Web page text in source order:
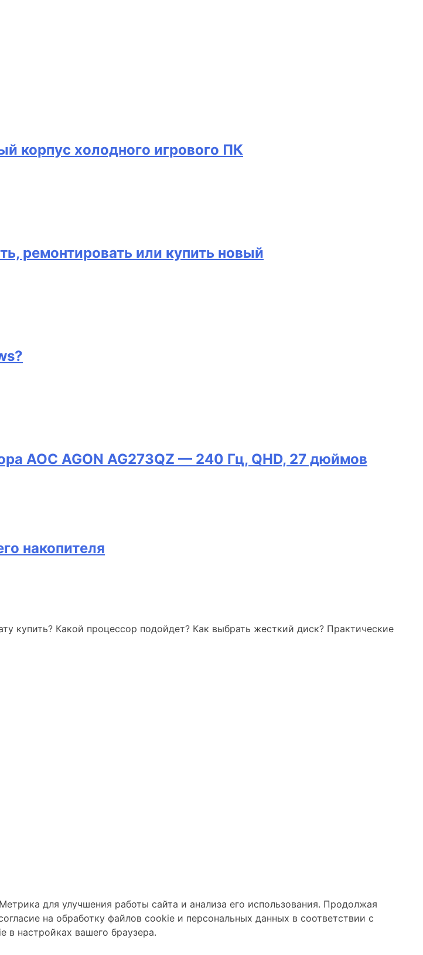
корпус холодного игрового ПК
ремонтировать или купить новый
AOC AGON AG273QZ — 240 Гц, QHD, 27 дюймов
накопителя
купить? Какой процессор подойдет? Как выбрать жесткий диск? Практические
для улучшения работы сайта и анализа его использования. Продолжая
на обработку файлов cookie и персональных данных в соответствии с
в настройках вашего браузера.